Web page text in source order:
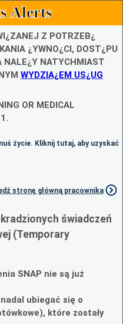
Alerts
Z POTRZEB¿
¿YWNO¿CI, DOST¿PU
NALE¿Y NATYCHMIAST
WYDZIA¿EM US¿UG
OR MEDICAL
życie. Kliknij tutaj, aby uzyskać
stronę główną pracownika
świadczeń
(Temporary
SNAP nie są już
ubiegać się o
które zostały